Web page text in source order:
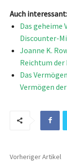
Auch interessant:
Das geheime
Discounter-
Joanne K.
Reichtum
Das
Vermögen
Vorheriger Artikel